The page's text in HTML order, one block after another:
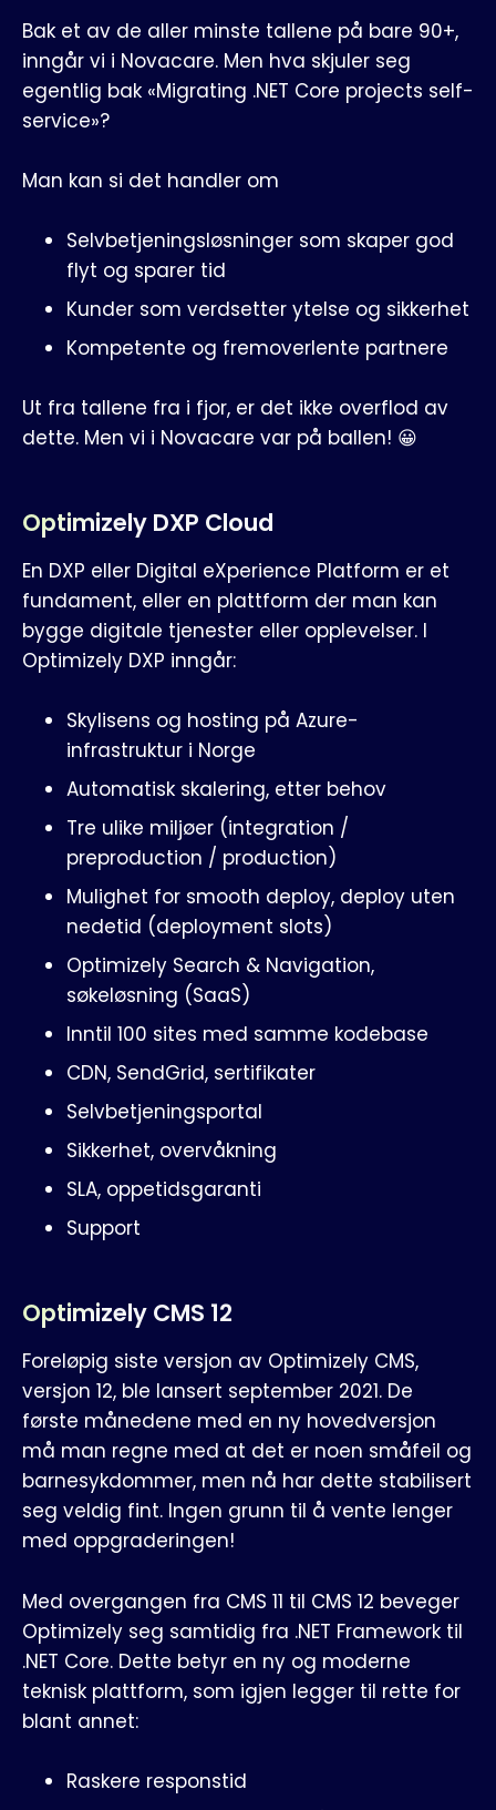
Bak et av de aller minste tallene på bare 90+,
inngår vi i Novacare. Men hva skjuler seg
egentlig bak «Migrating .NET Core projects self-
service»?
Man kan si det handler om
Selvbetjeningsløsninger som skaper god
flyt og sparer tid
Kunder som verdsetter ytelse og sikkerhet
Kompetente og fremoverlente partnere
Ut fra tallene fra i fjor, er det ikke overflod av
dette. Men vi i Novacare var på ballen! 😀
Optimizely DXP Cloud
En DXP eller Digital eXperience Platform er et
fundament, eller en plattform der man kan
bygge digitale tjenester eller opplevelser. I
Optimizely DXP inngår:
Skylisens og hosting på Azure-
infrastruktur i Norge
Automatisk skalering, etter behov
Tre ulike miljøer (integration /
preproduction / production)
Mulighet for smooth deploy, deploy uten
nedetid (deployment slots)
Optimizely Search & Navigation,
søkeløsning (SaaS)
Inntil 100 sites med samme kodebase
CDN, SendGrid, sertifikater
Selvbetjeningsportal
Sikkerhet, overvåkning
SLA, oppetidsgaranti
Support
Optimizely CMS 12
Foreløpig siste versjon av Optimizely CMS,
versjon 12, ble lansert september 2021. De
første månedene med en ny hovedversjon
må man regne med at det er noen småfeil og
barnesykdommer, men nå har dette stabilisert
seg veldig fint. Ingen grunn til å vente lenger
med oppgraderingen!
Med overgangen fra CMS 11 til CMS 12 beveger
Optimizely seg samtidig fra .NET Framework til
.NET Core. Dette betyr en ny og moderne
teknisk plattform, som igjen legger til rette for
blant annet:
Raskere responstid